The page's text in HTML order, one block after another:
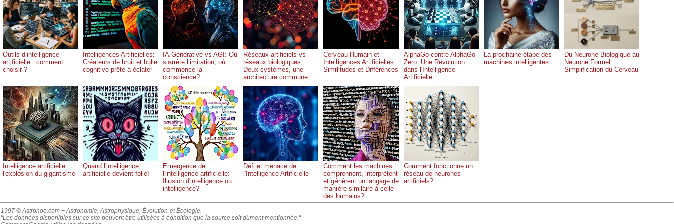
Outils d’intelligence
artificielle : comment
choisir ?
Intelligences Artificielles:
Créateurs de bruit et bulle
cognitive prête à éclater
IA Générative vs AGI: Où
s’arrête l’imitation, où
commence la
conscience?
Réseaux artificiels vs
réseaux biologiques:
Deux systèmes, une
architecture commune
Cerveau Humain et
Intelligences Artificielles:
Similitudes et Différences
AlphaGo contre AlphaGo
Zero: Une Révolution
dans l'Intelligence
Artificielle
La prochaine étape des
machines intelligentes
Du Neurone Biologique au
Neurone Formel:
Simplification du Cerveau
Intelligence artificielle:
l'explosion du gigantisme
Quand l'intelligence
artificielle devient folle!
Emergence de
l'intelligence artificielle:
Illusion d'intelligence ou
intelligence?
Défi et menace de
l'Intelligence Artificielle
Comment les machines
comprennent, interprètent
et génèrent un langage de
manière similaire à celle
des humains?
Comment fonctionne un
réseau de neurones
artificiels?
1997 © Astronoo.com − Astronomie, Astrophysique, Évolution et Écologie.
"Les données disponibles sur ce site peuvent être utilisées à condition que la source soit dûment mentionnée."